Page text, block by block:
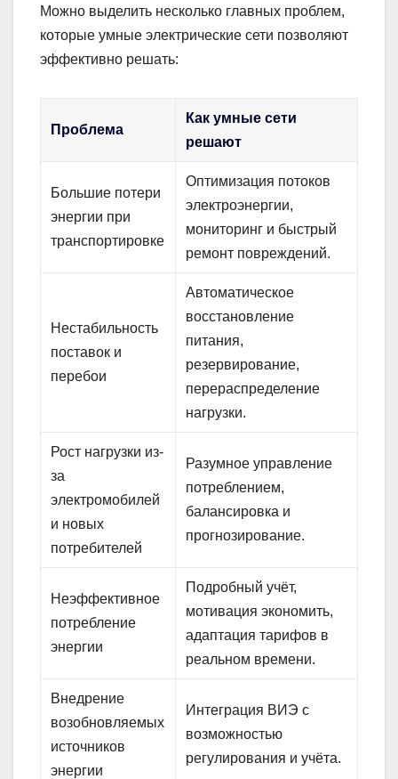
Можно выделить несколько главных проблем,
которые умные электрические сети позволяют
эффективно решать:
Проблема
Как умные сети
решают
Большие потери
энергии при
транспортировке
Оптимизация потоков
электроэнергии,
мониторинг и быстрый
ремонт повреждений.
Нестабильность
поставок и
перебои
Автоматическое
восстановление
питания,
резервирование,
перераспределение
нагрузки.
Рост нагрузки из-
за
электромобилей
и новых
потребителей
Разумное управление
потреблением,
балансировка и
прогнозирование.
Неэффективное
потребление
энергии
Подробный учёт,
мотивация экономить,
адаптация тарифов в
реальном времени.
Внедрение
возобновляемых
источников
энергии
Интеграция ВИЭ с
возможностью
регулирования и учёта.